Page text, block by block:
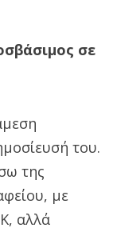
σε
του.
της
με
αλλά